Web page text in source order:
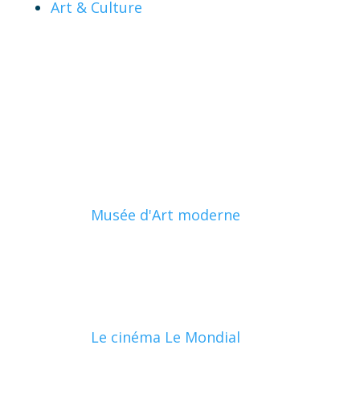
Art & Culture
Musée d'Art moderne
Le cinéma Le Mondial